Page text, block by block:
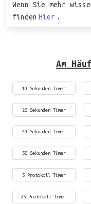
Wenn Sie mehr
finden Hier .
Am
10 Sekunden Timer
25 Sekunden Timer
40 Sekunden Timer
55 Sekunden Timer
5 Protokoll Timer
25 Protokoll Timer